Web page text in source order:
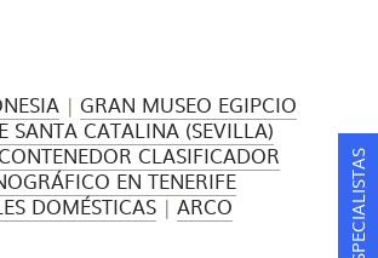
| GRAN MUSEO EGIPCIO
SANTA CATALINA (SEVILLA)
CLASIFICADOR
EN TENERIFE
DOMÉSTICAS|ARCO